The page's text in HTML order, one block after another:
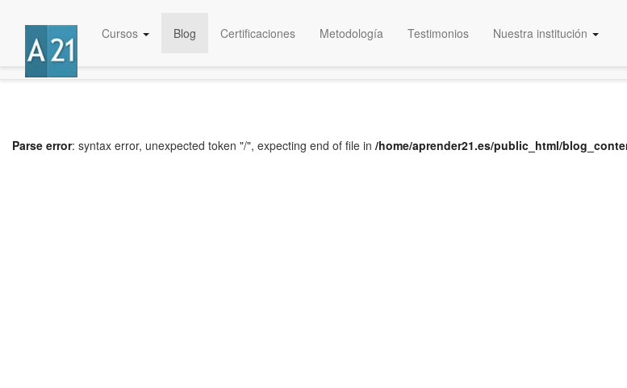
Educación Certificada
Cursos Blog Certificaciones Metodología Testimonios Nuestra institución
Parse error: syntax error, unexpected token "/", expecting end of file in /home/aprender21.es/public_html/